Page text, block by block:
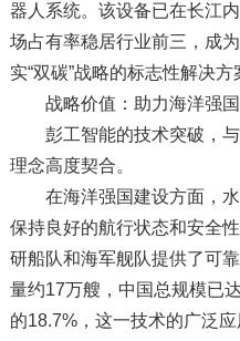
器人系统。该设备已在长江
场占有率稳居行业前三，成
实“双碳”战略的标志性解决方
战略价值：助力海洋强国
彭工智能的技术突破，与
理念高度契合。
在海洋强国建设方面，水
保持良好的航行状态和安全
研船队和海军舰队提供了可
量约17万艘，中国总规模已
的18.7%，这一技术的广泛